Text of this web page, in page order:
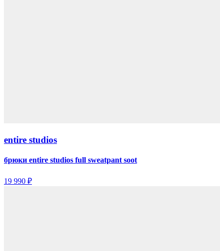
entire studios
брюки entire studios full sweatpant soot
19 990 ₽